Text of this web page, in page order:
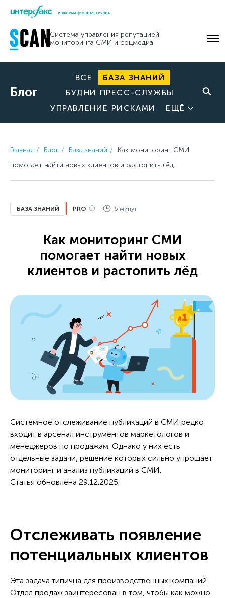
Skip
content
Система управления репутацией
мониторинга СМИ и соцмедиа
Блог
ВСЕ
БАЗА ЗНАНИЙ
БУДНИ ПРЕСС-СЛУЖБЫ
УПРАВЛЕНИЕ РИСКАМИ
ЕЩЁ
Главная Блог База знаний
Как мониторинг СМИ
помогает найти новых клиентов и растопить лёд
БАЗА ЗНАНИЙ PRO 6 минут
Как мониторинг СМИ
помогает найти новых
клиентов и растопить лёд
Системное отслеживание публикаций в СМИ редко
входит в арсенал инструментов маркетологов и
менеджеров по продажам. Однако у них есть
отдельные задачи, решение которых сильно упрощает
мониторинг и анализ публикаций в СМИ.
Статья обновлена 29.12.2025.
Отслеживать появление
потенциальных клиентов
Эта задача типична для производственных компаний.
Отдел продаж заинтересован в том, чтобы как можно